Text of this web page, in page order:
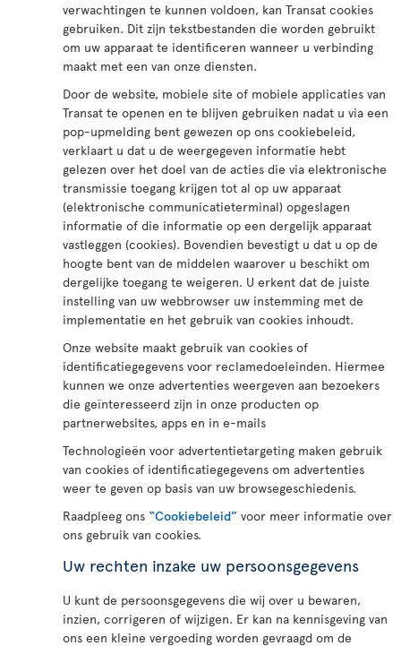
verwachtingen te kunnen voldoen, kan Transat cookies
gebruiken. Dit zijn tekstbestanden die worden gebruikt
om uw apparaat te identificeren wanneer u verbinding
maakt met een van onze diensten.
Door de website, mobiele site of mobiele applicaties van
Transat te openen en te blijven gebruiken nadat u via een
pop-upmelding bent gewezen op ons cookiebeleid,
verklaart u dat u de weergegeven informatie hebt
gelezen over het doel van de acties die via elektronische
transmissie toegang krijgen tot al op uw apparaat
(elektronische communicatieterminal) opgeslagen
informatie of die informatie op een dergelijk apparaat
vastleggen (cookies). Bovendien bevestigt u dat u op de
hoogte bent van de middelen waarover u beschikt om
dergelijke toegang te weigeren. U erkent dat de juiste
instelling van uw webbrowser uw instemming met de
implementatie en het gebruik van cookies inhoudt.
Onze website maakt gebruik van cookies of
identificatiegegevens voor reclamedoeleinden. Hiermee
kunnen we onze advertenties weergeven aan bezoekers
die geïnteresseerd zijn in onze producten op
partnerwebsites, apps en in e-mails
Technologieën voor advertentietargeting maken gebruik
van cookies of identificatiegegevens om advertenties
weer te geven op basis van uw browsegeschiedenis.
Raadpleeg ons “Cookiebeleid” voor meer informatie over
ons gebruik van cookies.
Uw rechten inzake uw persoonsgegevens
U kunt de persoonsgegevens die wij over u bewaren,
inzien, corrigeren of wijzigen. Er kan na kennisgeving van
ons een kleine vergoeding worden gevraagd om de